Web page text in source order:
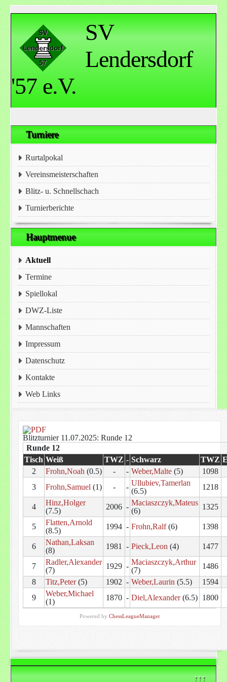
SV
Lendersdorf
'57 e.V.
↑↑↑
Turniere
Rurtalpokal
Vereinsmeisterschaften
Blitz- u. Schnellschach
Turnierberichte
Hauptmenue
Aktuell
Termine
Spiellokal
DWZ-Liste
Mannschaften
Impressum
Datenschutz
Kontakte
Web Links
Blitzturnier 11.07.2025: Runde 12
Runde 12
Tisch Weiß TWZ - Schwarz TWZ
2
Frohn,Noah (0.5) - - Weber,Malte(5)
1098
3
Frohn,Samuel (1) - - Ullubiev,Tamerlan
(6.5)
1218
4
Hinz,Holger
(7.5)
2006 - Maciaszczyk,Mateus
(6)
1325
5
Flatten,Arnold
(8.5)
1994 - Frohn,Ralf(6) 1398
6
Nathan,Laksan
(8)
1981 - Pieck,Leon (4) 1477
7
Radler,Alexander
(7)
1929 - Maciaszczyk,Arthur
(7)
1486
8
Titz,Peter(5) 1902 - Weber,Laurin (5.5)
1594
9
Weber,Michael
(1)
1870 - Diel,Alexander(6.5) 1800
Powered by ChessLeagueManager